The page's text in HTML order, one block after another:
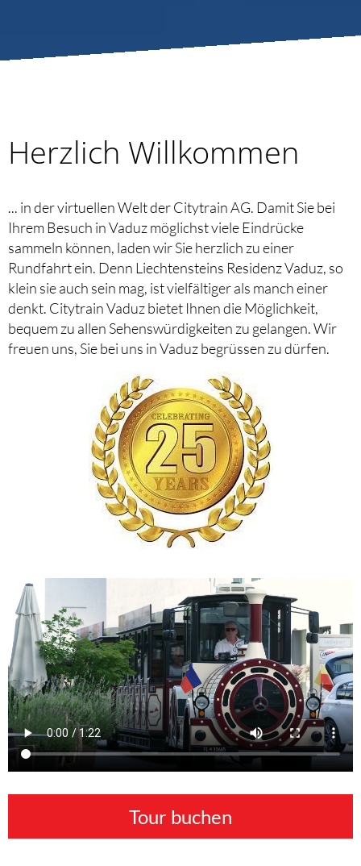
Herzlich Willkommen
... in der virtuellen Welt der Citytrain AG. Damit Sie bei
Ihrem Besuch in Vaduz möglichst viele Eindrücke
sammeln können, laden wir Sie herzlich zu einer
Rundfahrt ein. Denn Liechtensteins Residenz Vaduz, so
klein sie auch sein mag, ist vielfältiger als manch einer
denkt. Citytrain Vaduz bietet Ihnen die Möglichkeit,
bequem zu allen Sehenswürdigkeiten zu gelangen. Wir
freuen uns, Sie bei uns in Vaduz begrüssen zu dürfen.
Tour buchen